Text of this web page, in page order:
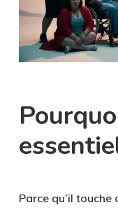
Parce qu’il